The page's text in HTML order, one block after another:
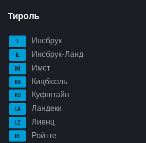
Тироль
I Инсбрук
IL Инсбрук-Ланд
IM Имст
KB Кицбюэль
KU Куфштайн
LA Ландекк
LZ Лиенц
RE Ройтте